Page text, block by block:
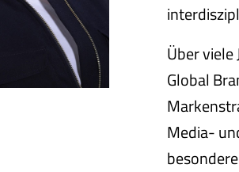
Über
Global
Media-